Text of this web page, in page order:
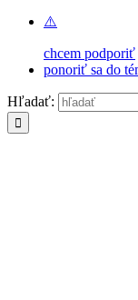
chcem podporiť
ponoriť sa do
Hľadať: